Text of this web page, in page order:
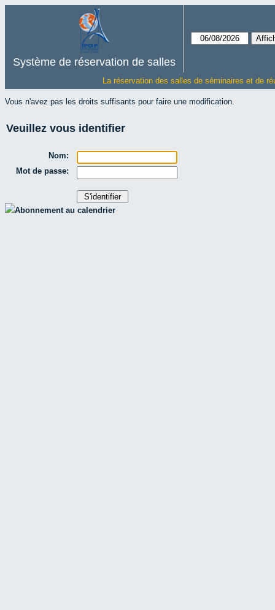
Système de réservation de salles
La réservation des salles de séminaires et de
Vous n'avez pas les droits suffisants pour faire une modification.
Veuillez vous identifier
Nom:
Mot de passe:
Abonnement au calendrier